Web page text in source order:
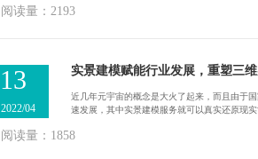
阅读量：2193
实景建模赋能行业发展，重塑三
近几年元宇宙的概念是大火了起来，而且由于
速发展，其中实景建模服务就可以真实还原现
阅读量：1858
13
2022/04